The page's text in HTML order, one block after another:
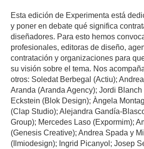
Esta edición de Experimenta está
y poner en debate qué significa
diseñadores. Para esto hemos
profesionales, editoras de diseño,
contratación y organizaciones para
su visión sobre el tema. Nos
otros: Soledat Berbegal (Actiu);
Aranda (Aranda Agency); Jordi
Eckstein (Blok Design); Àngela
(Clap Studio); Alejandra Gandía-
Group); Mercedes Laso (Expormim);
(Genesis Creative); Andrea Spada y
(Ilmiodesign); Ingrid Picanyol; Josep